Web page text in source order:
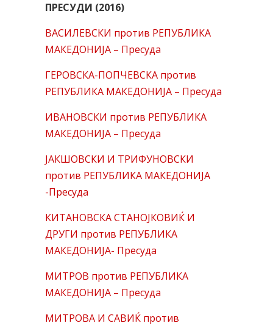
ПРЕСУДИ (2016)
ВАСИЛЕВСКИ против РЕПУБЛИКА
МАКЕДОНИЈА – Пресуда
ГЕРОВСКА-ПОПЧЕВСКА против
РЕПУБЛИКА МАКЕДОНИЈА – Пресуда
ИВАНОВСКИ против РЕПУБЛИКА
МАКЕДОНИЈА – Пресуда
ЈАКШОВСКИ И ТРИФУНОВСКИ
против РЕПУБЛИКА МАКЕДОНИЈА
-Пресуда
КИТАНОВСКА СТАНОЈКОВИЌ И
ДРУГИ против РЕПУБЛИКА
МАКЕДОНИЈА- Пресуда
МИТРОВ против РЕПУБЛИКА
МАКЕДОНИЈА – Пресуда
МИТРОВА И САВИЌ против